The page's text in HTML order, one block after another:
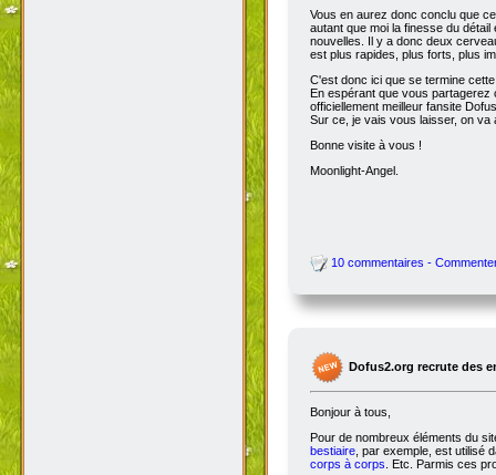
Vous en aurez donc conclu que
autant que moi la finesse du
nouvelles. Il y a donc deux
est plus rapides, plus forts, plus
C'est donc ici que se termine
En espérant que vous
officiellement meilleur fansite
Sur ce, je vais vous laisser, on va
Bonne visite à vous !
Moonlight-Angel.
10 commentaires -
Dofus2.org recrute des
Bonjour à tous,
Pour de nombreux éléments du
bestiaire, par exemple, est utilisé
corps à corps. Etc. Parmis ces